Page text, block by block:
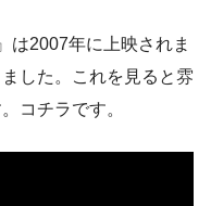
は2007年に上映されま
した。これを見ると雰
コチラです。